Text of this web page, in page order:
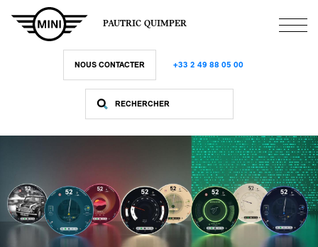
contenu
PAUTRIC QUIMPER
NOUS CONTACTER +33 2 49 88 05 00